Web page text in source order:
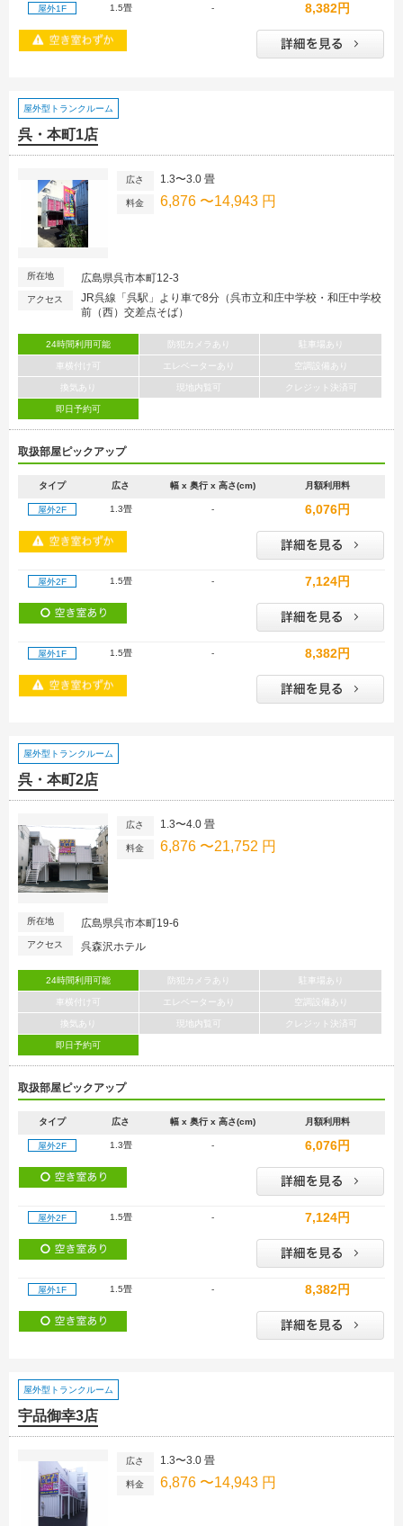
屋外1F 1.5畳 - 8,382円
屋外型トランクルーム
呉・本町1店
広さ 1.3〜3.0 畳
料金 6,876 〜14,943 円
所在地 広島県呉市本町12-3
アクセス
JR呉線「呉駅」より車で8分（呉市立和庄中学校・和圧中学校
前（西）交差点そば）
24時間利用可能 防犯カメラあり 駐車場あり
車横付け可 エレベーターあり 空調設備あり
換気あり 現地内覧可 クレジット決済可
即日予約可
取扱部屋ピックアップ
タイプ 広さ 幅 x 奥行 x 高さ(cm) 月額利用料
屋外2F 1.3畳 - 6,076円
屋外2F 1.5畳 - 7,124円
屋外1F 1.5畳 - 8,382円
屋外型トランクルーム
呉・本町2店
広さ 1.3〜4.0 畳
料金 6,876 〜21,752 円
所在地 広島県呉市本町19-6
アクセス 呉森沢ホテル
24時間利用可能 防犯カメラあり 駐車場あり
車横付け可 エレベーターあり 空調設備あり
換気あり 現地内覧可 クレジット決済可
即日予約可
取扱部屋ピックアップ
タイプ 広さ 幅 x 奥行 x 高さ(cm) 月額利用料
屋外2F 1.3畳 - 6,076円
屋外2F 1.5畳 - 7,124円
屋外1F 1.5畳 - 8,382円
屋外型トランクルーム
宇品御幸3店
広さ 1.3〜3.0 畳
料金 6,876 〜14,943 円